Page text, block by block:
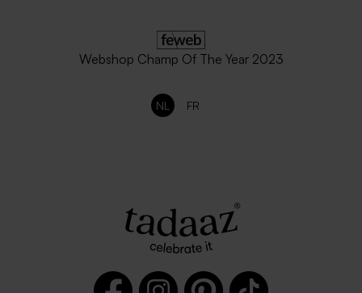
Webshop Champ Of The Year 2023
NL FR